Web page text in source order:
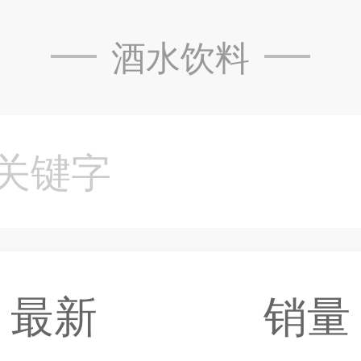
酒水饮料
最新 销量